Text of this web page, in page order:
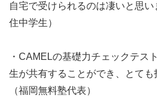
自宅で受けられるのは凄いと思
住中学生）
・CAMELの基礎力チェックテス
生が共有することができ、とても
（福岡無料塾代表）